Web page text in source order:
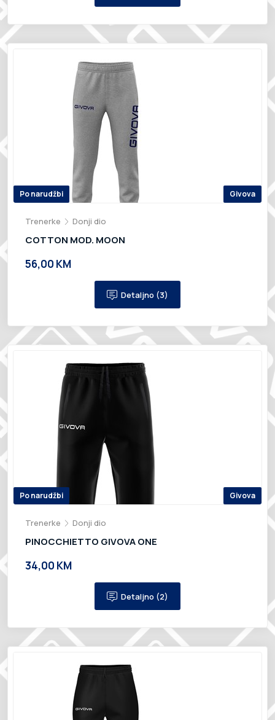
Po narudžbi Givova
Trenerke Donji dio
COTTON MOD. MOON
56,00 KM
Detaljno (3)
Po narudžbi Givova
Trenerke Donji dio
PINOCCHIETTO GIVOVA ONE
34,00 KM
Detaljno (2)